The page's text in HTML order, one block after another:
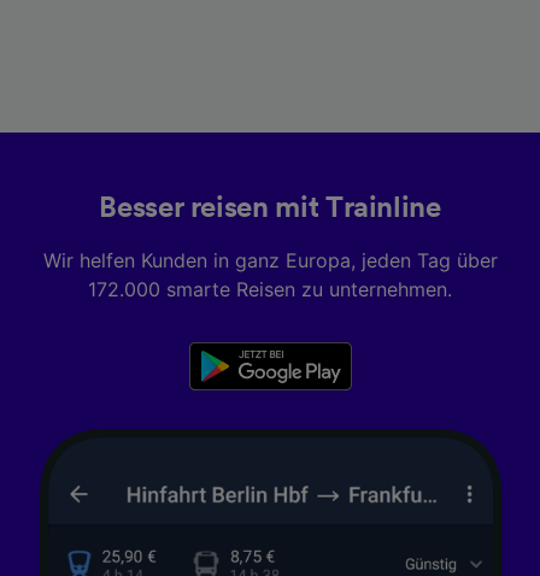
Besser reisen mit Trainline
Wir helfen Kunden in ganz Europa, jeden Tag über
172.000 smarte Reisen zu unternehmen.